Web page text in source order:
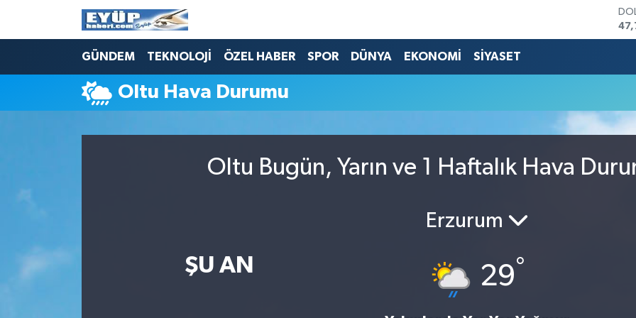
GÜNDEM TEKNOLOJİ ÖZEL HABER SPOR DÜNYA EKONOMİ SİYASET
Oltu Hava Durumu
Oltu Bugün, Yarın ve 1 Haftalık Hava
ŞU AN
Erzurum
29°